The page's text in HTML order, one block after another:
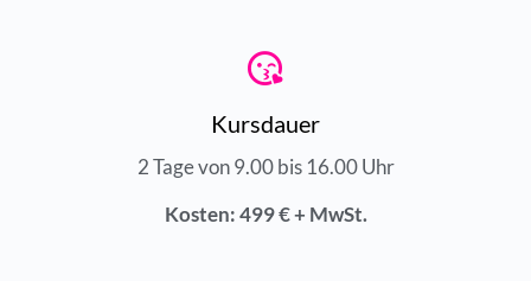
Kursdauer
2 Tage von 9.00 bis 16.00 Uhr
Kosten: 499 € + MwSt.